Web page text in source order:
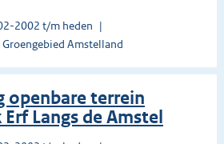
2002 t/m heden
Amstelland
openbare terrein
Langs de Amstel